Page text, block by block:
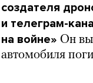
создателя
и телеграм-
на войне» Он
автомобиля